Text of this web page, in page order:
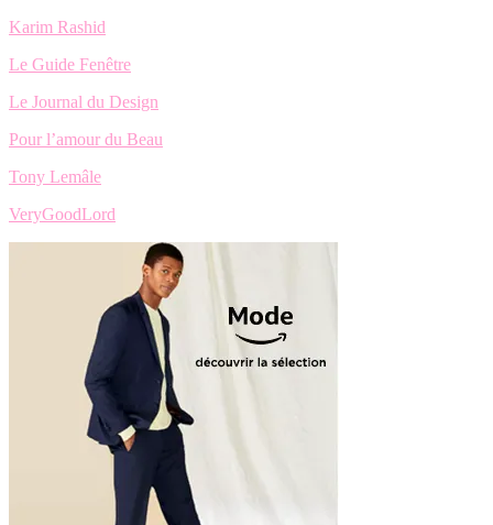
Karim Rashid
Le Guide Fenêtre
Le Journal du Design
Pour l’amour du Beau
Tony Lemâle
VeryGoodLord